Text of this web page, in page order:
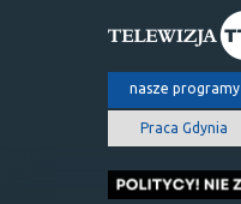
nasze programy
Praca Gdynia